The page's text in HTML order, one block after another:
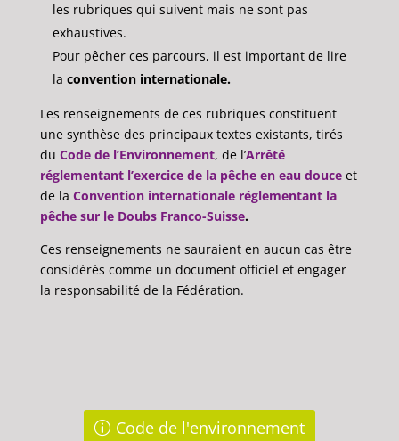
les rubriques qui suivent mais ne sont pas
exhaustives.
Pour pêcher ces parcours, il est important de lire
la convention internationale.
Les renseignements de ces rubriques constituent
une synthèse des principaux textes existants, tirés
du Code de l’Environnement, de l’Arrêté
réglementant l’exercice de la pêche en eau douce et
de la Convention internationale réglementant la
pêche sur le Doubs Franco-Suisse.
Ces renseignements ne sauraient en aucun cas être
considérés comme un document officiel et engager
la responsabilité de la Fédération.
Code de l'environnement